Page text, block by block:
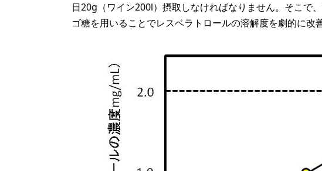
日20g（ワイン200l）摂取しなければなりません。そこで
ゴ糖を用いることでレスベラトロールの溶解度を劇的に改